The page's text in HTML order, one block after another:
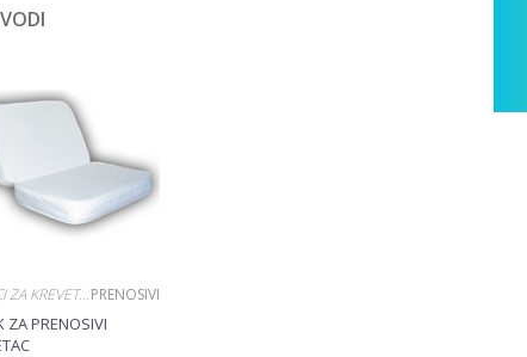
DUŠECI ZA KREVETACPRENOSIVI
ZA PRENOSIVI